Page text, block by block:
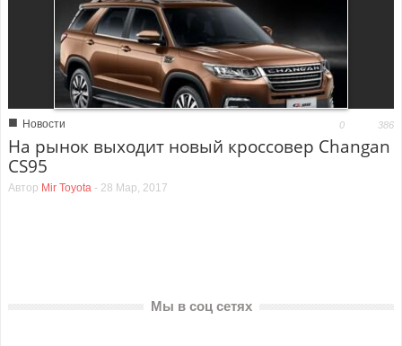
■ Новости 0 386
На рынок выходит новый кроссовер Changan
CS95
Автор Mir Toyota - 28 Мар, 2017
Мы в соц сетях